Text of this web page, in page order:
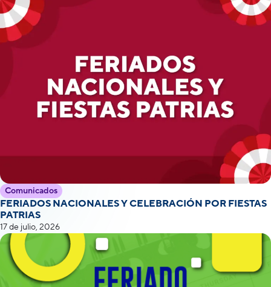
Comunicados
FERIADOS NACIONALES Y CELEBRACIÓN POR FIESTAS
PATRIAS
17 de julio, 2026